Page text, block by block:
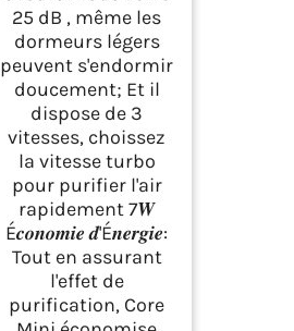
25 dB , même les
dormeurs légers
peuvent s'endormir
doucement; Et il
dispose de 3
vitesses, choissez
la vitesse turbo
pour purifier l'air
rapidement 7𝑾
É𝒄𝒐𝒏𝒐𝒎𝒊𝒆 𝒅'É𝒏𝒆𝒓𝒈𝒊𝒆:
Tout en assurant
l'effet de
purification, Core